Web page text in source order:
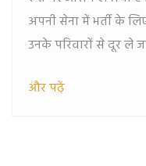
अपनी सेना में भर्ती के
उनके परिवारों से दूर ले
विचारधारा में ढाला जा
और पढ़ें